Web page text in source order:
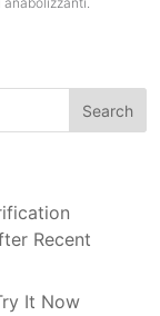
Search
Recent
It Now